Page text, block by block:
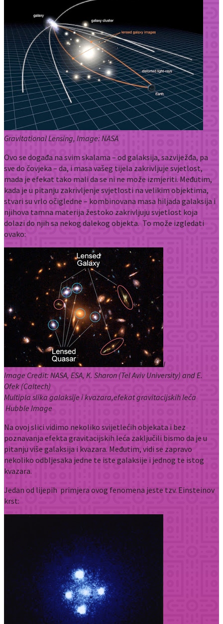
Gravitational Lensing, Image: NASA
Ovo se događa na svim skalama – od galaksija, sazviježđa, pa
sve do čovjeka – da, i masa vašeg tijela zakrivljuje svjetlost,
mada je efekat tako mali da se ni ne može izmjeriti. Međutim,
kada je u pitanju zakrivljenje svjetlosti na velikim objektima,
stvari su vrlo očigledne – kombinovana masa hiljada galaksija i
njihova tamna materija žestoko zakrivljuju svjetlost koja
dolazi do njih sa nekog dalekog objekta. To može izgledati
ovako:
I
Image Credit: NASA, ESA, K. Sharon (Tel Aviv University) and E.
Ofek (Caltech)
Multipla slika galaksije i kvazara,efekat gravitacijskih leća
Hubble Image
Na ovoj slici vidimo nekoliko svijetlećih objekata i bez
poznavanja efekta gravitacijskih leća zaključili bismo da je u
pitanju više galaksija i kvazara. Međutim, vidi se zapravo
nekoliko odbljesaka jedne te iste galaksije i jednog te istog
kvazara.
Jedan od lijepih primjera ovog fenomena jeste tzv. Einsteinov
krst: